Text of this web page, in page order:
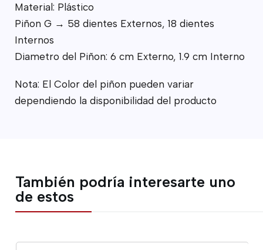
Material: Plástico
Piñon G → 58 dientes Externos, 18 dientes
Internos
Diametro del Piñon: 6 cm Externo, 1.9 cm Interno
Nota: El Color del piñon pueden variar
dependiendo la disponibilidad del producto
También podría interesarte uno
de estos